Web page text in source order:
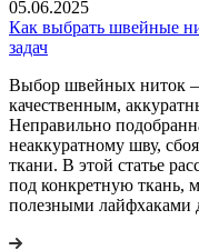
05.06.2025
Как выбрать швейные
задач
Выбор швейных ниток
качественным,
Неправильно
неаккуратному шву,
ткани. В этой статье
под конкретную ткань,
полезными лайфхаками